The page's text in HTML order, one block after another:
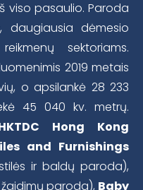
viso pasaulio. Paroda
dėmesio
sektoriams.
2019 metais
o apsilankė 28 233
45 040 kv. metrų.
Hong Kong
and Furnishings
ir baldų paroda),
žaidimų paroda), Baby